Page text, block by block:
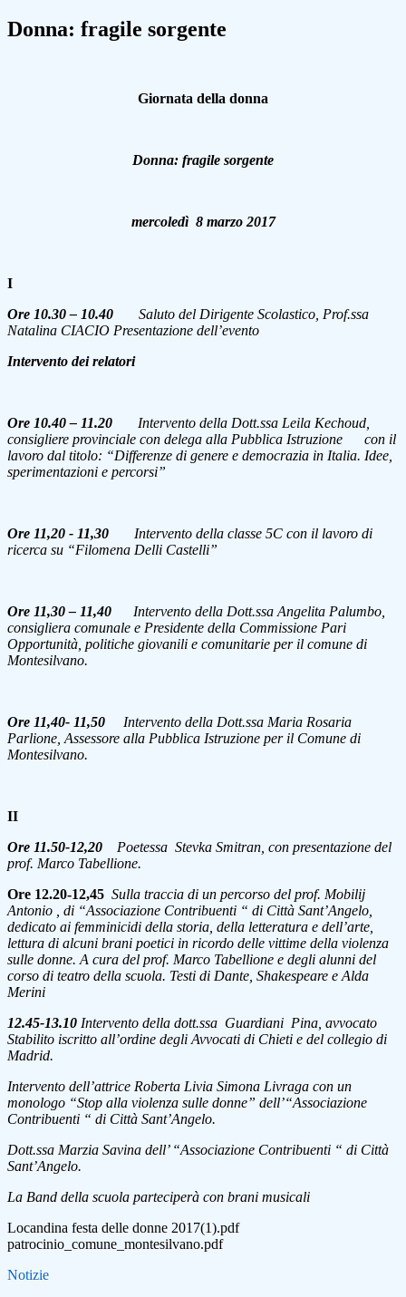
Donna: fragile sorgente
Giornata della donna
Donna: fragile sorgente
mercoledì 8 marzo 2017
I
Ore 10.30 – 10.40 Saluto del Dirigente Scolastico, Prof.ssa
Natalina CIACIO Presentazione dell’evento
Intervento dei relatori
Ore 10.40 – 11.20 Intervento della Dott.ssa Leila Kechoud,
consigliere provinciale con delega alla Pubblica Istruzione con il
lavoro dal titolo: “Differenze di genere e democrazia in Italia. Idee,
sperimentazioni e percorsi”
Ore 11,20 - 11,30 Intervento della classe 5C con il lavoro di
ricerca su “Filomena Delli Castelli”
Ore 11,30 – 11,40 Intervento della Dott.ssa Angelita Palumbo,
consigliera comunale e Presidente della Commissione Pari
Opportunità, politiche giovanili e comunitarie per il comune di
Montesilvano.
Ore 11,40- 11,50
Intervento della Dott.ssa Maria Rosaria
Parlione, Assessore alla Pubblica Istruzione per il Comune di
Montesilvano.
II
Ore 11.50-12,20
Poetessa Stevka Smitran, con presentazione del
prof. Marco Tabellione.
Ore 12.20-12,45 Sulla traccia di un percorso del prof. Mobilij
Antonio , di “Associazione Contribuenti “ di Città Sant’Angelo,
dedicato ai femminicidi della storia, della letteratura e dell’arte,
lettura di alcuni brani poetici in ricordo delle vittime della violenza
sulle donne. A cura del prof. Marco Tabellione e degli alunni del
corso di teatro della scuola. Testi di Dante, Shakespeare e Alda
Merini
12.45-13.10 Intervento della dott.ssa Guardiani Pina, avvocato
Stabilito iscritto all’ordine degli Avvocati di Chieti e del collegio di
Madrid.
Intervento dell’attrice Roberta Livia Simona Livraga con un
monologo “Stop alla violenza sulle donne” dell’“Associazione
Contribuenti “ di Città Sant’Angelo.
Dott.ssa Marzia Savina dell’ “Associazione Contribuenti “ di Città
Sant’Angelo.
La Band della scuola parteciperà con brani musicali
Locandina festa delle donne 2017(1).pdf
patrocinio_comune_montesilvano.pdf
Notizie